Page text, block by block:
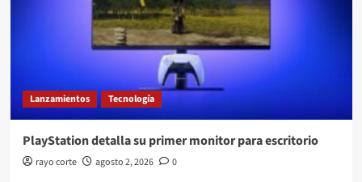
Lanzamientos Tecnología
PlayStation detalla su primer monitor para escritorio
rayo corte agosto 2, 2026 0